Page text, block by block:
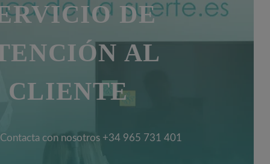
DE
AL
CLIENTE
Contacta con nosotros +34 965 731 401